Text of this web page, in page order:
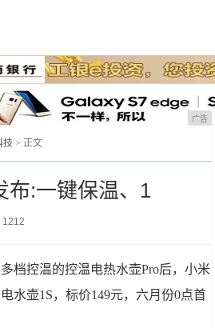
广告
技 > 正文
布:一键保温、1
1212
档控温的控温电热水壶Pro后，小米
水壶1S，标价149元，六月份0点首